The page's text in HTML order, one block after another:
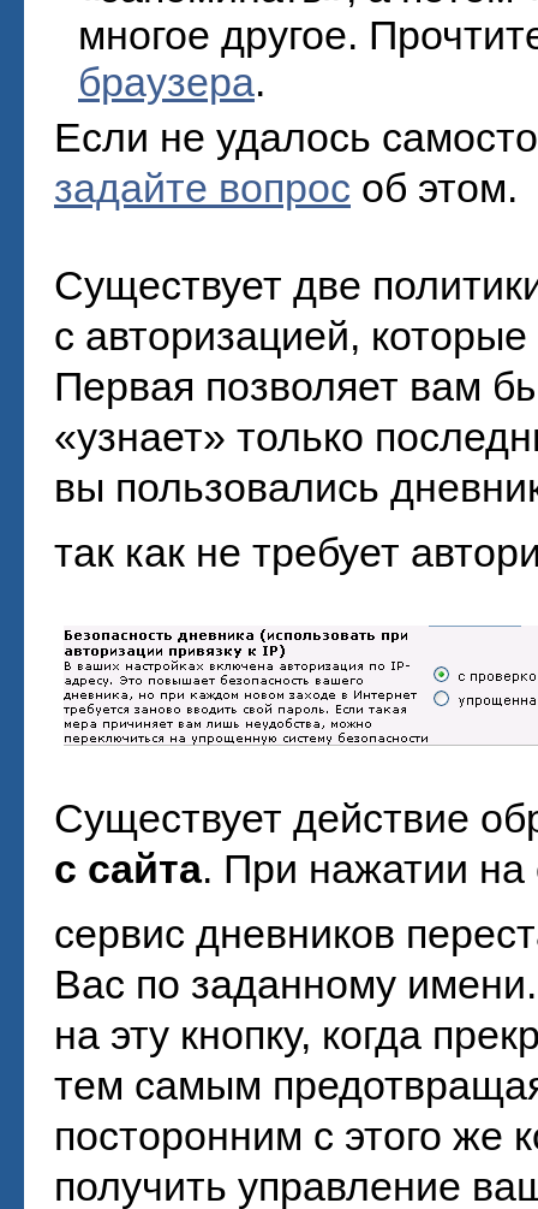
многое другое.
браузера.
Если не удалось
задайте вопрос об этом.
Существует две
с авторизацией,
Первая позволяет вам
«узнает» только
вы пользовались
так как не требует
Существует действие
с сайта. При нажатии
сервис дневников
Вас по заданному
на эту кнопку, когда
тем самым
посторонним с этого же
получить управление